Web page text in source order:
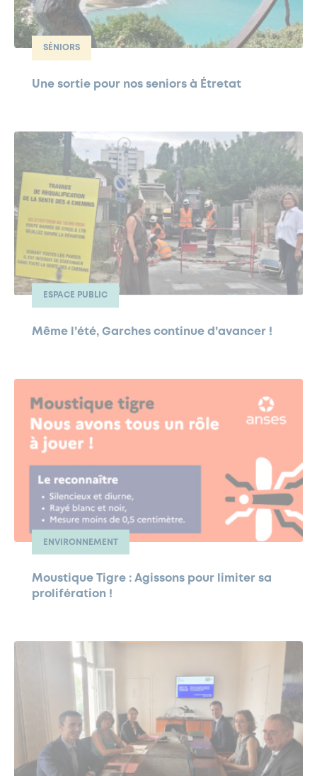
SÉNIORS
Une sortie pour nos seniors à Étretat
ESPACE PUBLIC
Même l’été, Garches continue d’avancer !
ENVIRONNEMENT
Moustique Tigre : Agissons pour limiter sa
prolifération !